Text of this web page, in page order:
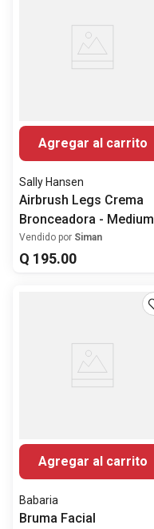
Agregar al carrito
Sally Hansen
Airbrush Legs Crema
Bronceadora - Medium
Vendido por Siman
Q 195.00
Agregar al carrito
Babaria
Bruma Facial